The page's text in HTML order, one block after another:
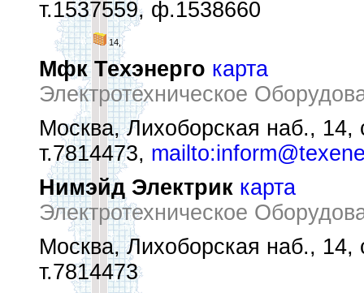
т.1537559, ф.1538660
14,
Мфк Техэнерго карта
Электротехническое
Москва, Лихоборская наб., 14,
т.7814473,
Нимэйд Электрик карта
Электротехническое
Москва, Лихоборская наб., 14,
т.7814473